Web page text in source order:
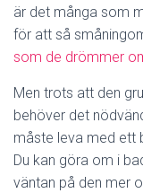
är det många som
för att så
som de drömmer
Men trots att den
behöver det
måste leva med ett
Du kan göra om i
väntan på den mer